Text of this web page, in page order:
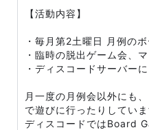
【活動内容】
・毎月第2土曜日 月例の
・臨時の脱出ゲーム会、
・ディスコードサーバー
月一度の月例会以外にも
で遊びに行ったりしていま
ディスコードではBoard